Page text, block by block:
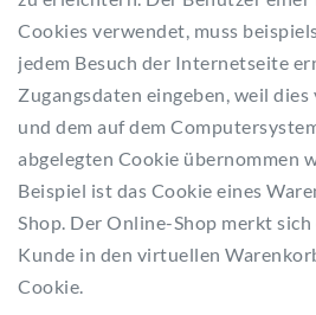
Cookies verwendet, muss
jedem Besuch der Internetseite
Zugangsdaten eingeben, weil
und dem auf dem
abgelegten Cookie übernommen
Beispiel ist das Cookie eines
Shop. Der Online-Shop merkt
Kunde in den virtuellen
Cookie.